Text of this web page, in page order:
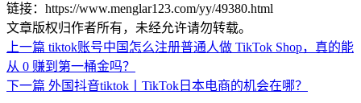
链接：https://www.menglar123.com/yy/49380.html
文章版权归作者所有，未经允许请勿转载。
上一篇 tiktok账号中国怎么注册普通人做 TikTok Shop，真的能
从 0 赚到第一桶金吗？
下一篇 外国抖音tiktok丨TikTok日本电商的机会在哪？